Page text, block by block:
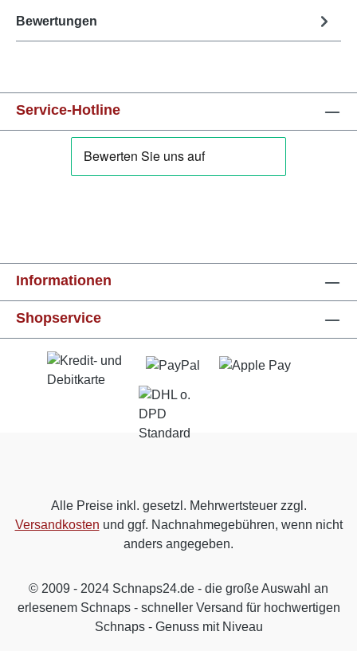
Bewertungen
Service-Hotline
Informationen
Shopservice
Alle Preise inkl. gesetzl. Mehrwertsteuer zzgl.
Versandkosten und ggf. Nachnahmegebühren, wenn nicht
anders angegeben.
© 2009 - 2024 Schnaps24.de - die große Auswahl an
erlesenem Schnaps - schneller Versand für hochwertigen
Schnaps - Genuss mit Niveau